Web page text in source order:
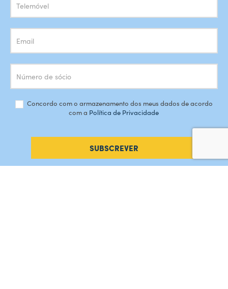
Concordo com o armazenamento dos meus dados de acordo
com a Política de Privacidade
SUBSCREVER